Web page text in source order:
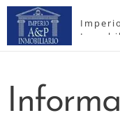
Imperio